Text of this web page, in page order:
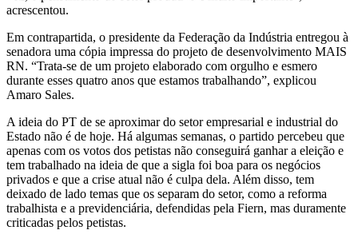
acrescentou.
Em contrapartida, o presidente da Federação da Indústria entregou à
senadora uma cópia impressa do projeto de desenvolvimento MAIS
RN. “Trata-se de um projeto elaborado com orgulho e esmero
durante esses quatro anos que estamos trabalhando”, explicou
Amaro Sales.
A ideia do PT de se aproximar do setor empresarial e industrial do
Estado não é de hoje. Há algumas semanas, o partido percebeu que
apenas com os votos dos petistas não conseguirá ganhar a eleição e
tem trabalhado na ideia de que a sigla foi boa para os negócios
privados e que a crise atual não é culpa dela. Além disso, tem
deixado de lado temas que os separam do setor, como a reforma
trabalhista e a previdenciária, defendidas pela Fiern, mas duramente
criticadas pelos petistas.